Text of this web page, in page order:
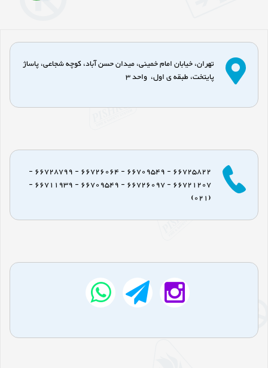
تهران، خیابان امام خمینی، میدان حسن آباد، کوچه شجاعی، پاساژ
پایتخت، طبقه ی اول، واحد 3
66725822 - 66709549 - 66726064 - 66728799 -
66721207 - 66726097 - 66709549 - 66711939 -
(021)